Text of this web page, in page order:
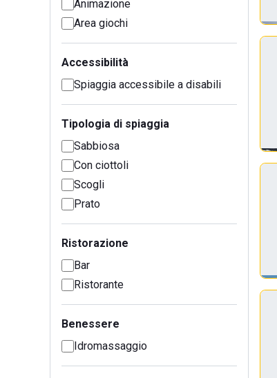
Animazione
Area giochi
Accessibilità
Spiaggia accessibile a disabili
Tipologia di spiaggia
Sabbiosa
Con ciottoli
Scogli
Prato
Ristorazione
Bar
Ristorante
Benessere
Idromassaggio